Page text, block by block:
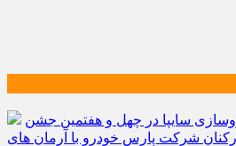
سایپا در چهل و هفتمین جشن
شرکت پارس خودرو با آرمان های